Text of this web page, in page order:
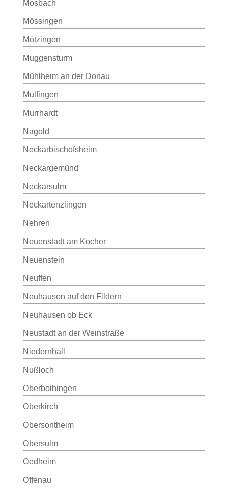
Mosbach
Mössingen
Mötzingen
Muggensturm
Mühlheim an der Donau
Mulfingen
Murrhardt
Nagold
Neckarbischofsheim
Neckargemünd
Neckarsulm
Neckartenzlingen
Nehren
Neuenstadt am Kocher
Neuenstein
Neuffen
Neuhausen auf den Fildern
Neuhausen ob Eck
Neustadt an der Weinstraße
Niedernhall
Nußloch
Oberboihingen
Oberkirch
Obersontheim
Obersulm
Oedheim
Offenau